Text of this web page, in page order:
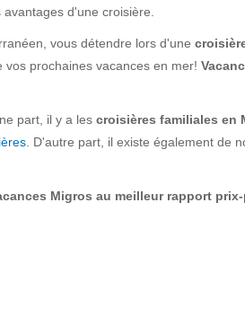
d'une croisière.
vous détendre lors d'une
vos prochaines vacances en mer!
part, il y a les croisières familiales en
. D'autre part, il existe également de
Migros au meilleur rapport